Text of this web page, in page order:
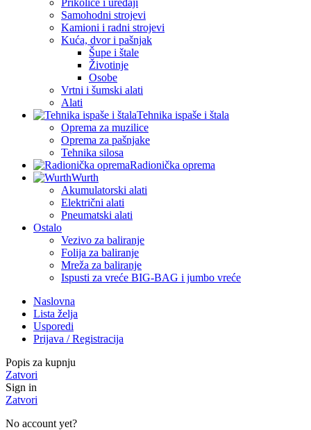
Samohodni strojevi
Kamioni i radni strojevi
Kuća, dvor i pašnjak
Šupe i štale
Životinje
Osobe
Vrtni i šumski alati
Alati
Tehnika ispaše i štala
Oprema za muzilice
Oprema za pašnjake
Tehnika silosa
Radionička oprema
Wurth
Akumulatorski alati
Električni alati
Pneumatski alati
Ostalo
Vezivo za baliranje
Folija za baliranje
Mreža za baliranje
Ispusti za vreće BIG-BAG i jumbo vreće
Naslovna
Lista želja
Usporedi
Prijava / Registracija
Popis za kupnju
Zatvori
Sign in
Zatvori
No account yet?